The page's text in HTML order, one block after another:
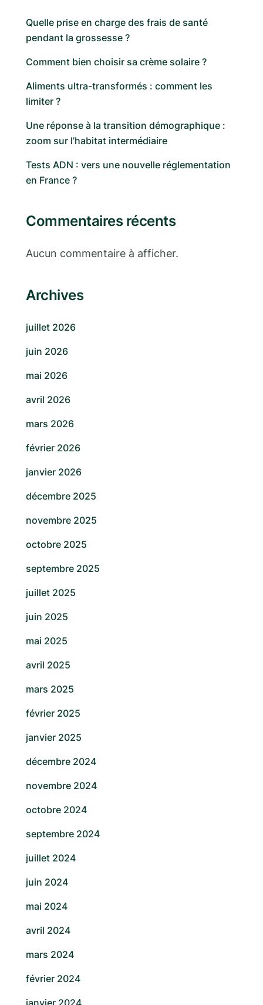
Quelle prise en charge des frais de santé
pendant la grossesse ?
Comment bien choisir sa crème solaire ?
Aliments ultra-transformés : comment les
limiter ?
Une réponse à la transition démographique :
zoom sur l’habitat intermédiaire
Tests ADN : vers une nouvelle réglementation
en France ?
Commentaires récents
Aucun commentaire à afficher.
Archives
juillet 2026
juin 2026
mai 2026
avril 2026
mars 2026
février 2026
janvier 2026
décembre 2025
novembre 2025
octobre 2025
septembre 2025
juillet 2025
juin 2025
mai 2025
avril 2025
mars 2025
février 2025
janvier 2025
décembre 2024
novembre 2024
octobre 2024
septembre 2024
juillet 2024
juin 2024
mai 2024
avril 2024
mars 2024
février 2024